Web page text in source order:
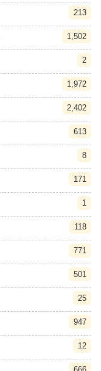
213
1,502
2
1,972
2,402
613
8
171
1
118
771
501
25
947
12